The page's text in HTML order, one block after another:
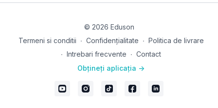
© 2026 Eduson
Termeni si conditii ∙ Confidențialitate ∙ Politica de livrare
∙ Intrebari frecvente ∙ Contact
Obțineți aplicația ->